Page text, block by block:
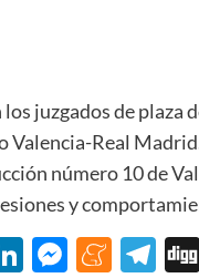
los juzgados de plaza
Valencia-Real
número 10 de
y
LinkedIn